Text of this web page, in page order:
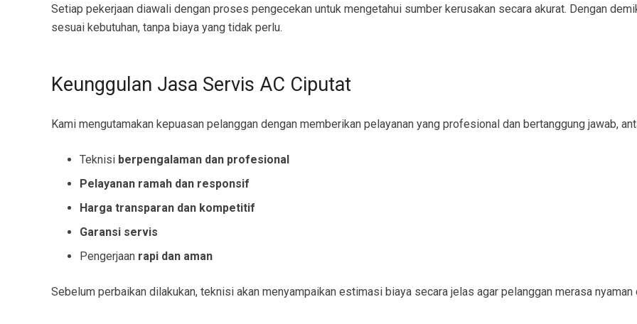
Setiap pekerjaan diawali dengan proses pengecekan untuk mengetahui sumber kerusakan secara akurat. Dengan
sesuai kebutuhan, tanpa biaya yang tidak perlu.
Keunggulan Jasa Servis AC Ciputat
Kami mengutamakan kepuasan pelanggan dengan memberikan pelayanan yang profesional dan bertanggung jawab,
Teknisi berpengalaman dan profesional
Pelayanan ramah dan responsif
Harga transparan dan kompetitif
Garansi servis
Pengerjaan rapi dan aman
Sebelum perbaikan dilakukan, teknisi akan menyampaikan estimasi biaya secara jelas agar pelanggan merasa nyaman